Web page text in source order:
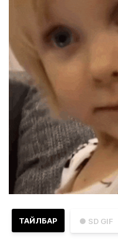
● SD GIF
ТАЙЛБАР